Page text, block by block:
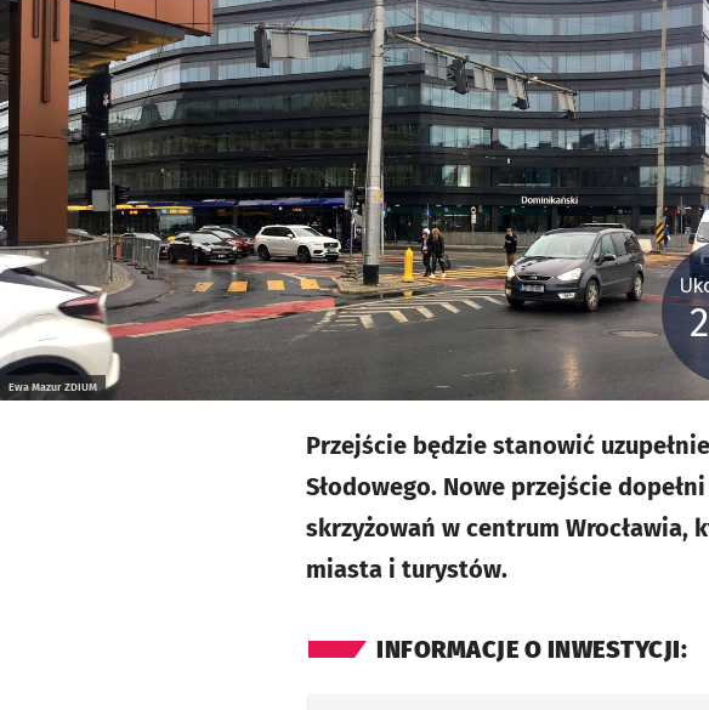
Kliknij, aby powiększyć
Ewa Mazur ZDIUM
Przejście będzie stanowić
Słodowego. Nowe przejście
skrzyżowań w centrum
miasta i turystów.
INFORMACJE O INWESTYCJI: